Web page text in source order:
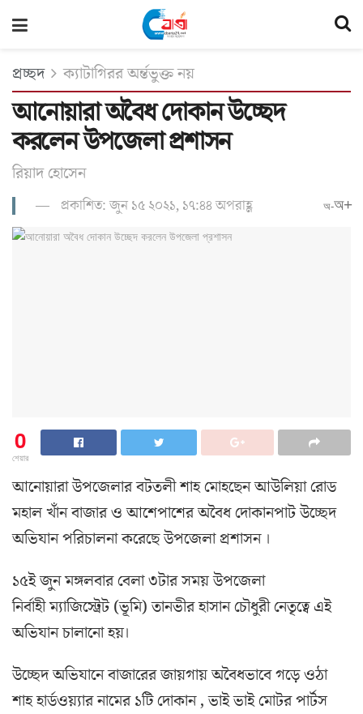
প্রচ্ছদ ক্যাটাগিরর অর্ন্তভুক্ত নয়
আনোয়ারা অবৈধ দোকান উচ্ছেদ
করলেন উপজেলা প্রশাসন
রিয়াদ হো‌সেন
প্রকাশিত: জুন ১৫ ২০২১, ১৭:৪৪ অপরাহ্ণ অ-অ+
0
শেয়ার
আনোয়ারা উপজেলার বটতলী শাহ মোহছেন আউলিয়া রোড
মহাল খাঁন বাজার ও আশেপাশের অবৈধ দোকানপাট উচ্ছেদ
অভিযান পরিচালনা করেছে উপজেলা প্রশাসন ।
১৫ই জুন মঙ্গলবার বেলা ৩টার সময় উপজেলা
নির্বাহী ম্যাজিস্ট্রেট (ভূমি) তানভীর হাসান চৌধুরী নেতৃত্বে এই
অভিযান চালানো হয়।
উচ্ছেদ অভিযানে বাজারের জায়গায় অবৈধভাবে গড়ে ওঠা
শাহ হার্ডওয়্যার নামের ১টি দোকান , ভাই ভাই মোটর পার্টস